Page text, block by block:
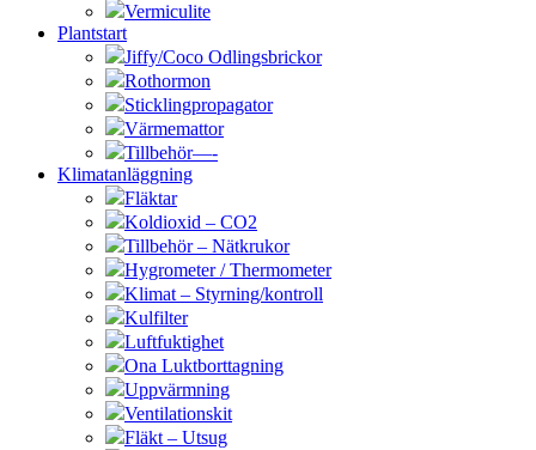
Vermiculite
Plantstart
Jiffy/Coco Odlingsbrickor
Rothormon
Sticklingpropagator
Värmemattor
Tillbehör—-
Klimatanläggning
Fläktar
Koldioxid – CO2
Tillbehör – Nätkrukor
Hygrometer / Thermometer
Klimat – Styrning/kontroll
Kulfilter
Luftfuktighet
Ona Luktborttagning
Uppvärmning
Ventilationskit
Fläkt – Utsug